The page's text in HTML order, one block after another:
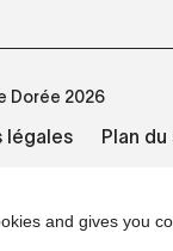
Dorée 2026
légales Plan
and gives you